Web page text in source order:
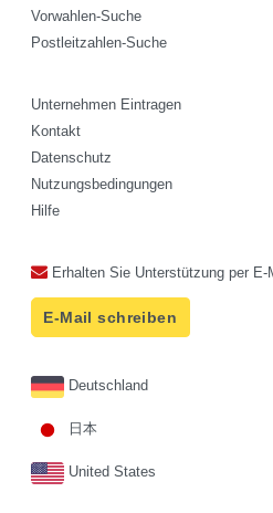
Vorwahlen-Suche
Postleitzahlen-Suche
Unternehmen Eintragen
Kontakt
Datenschutz
Nutzungsbedingungen
Hilfe
Erhalten Sie Unterstützung per E-
E-Mail schreiben
Deutschland
日本
United States